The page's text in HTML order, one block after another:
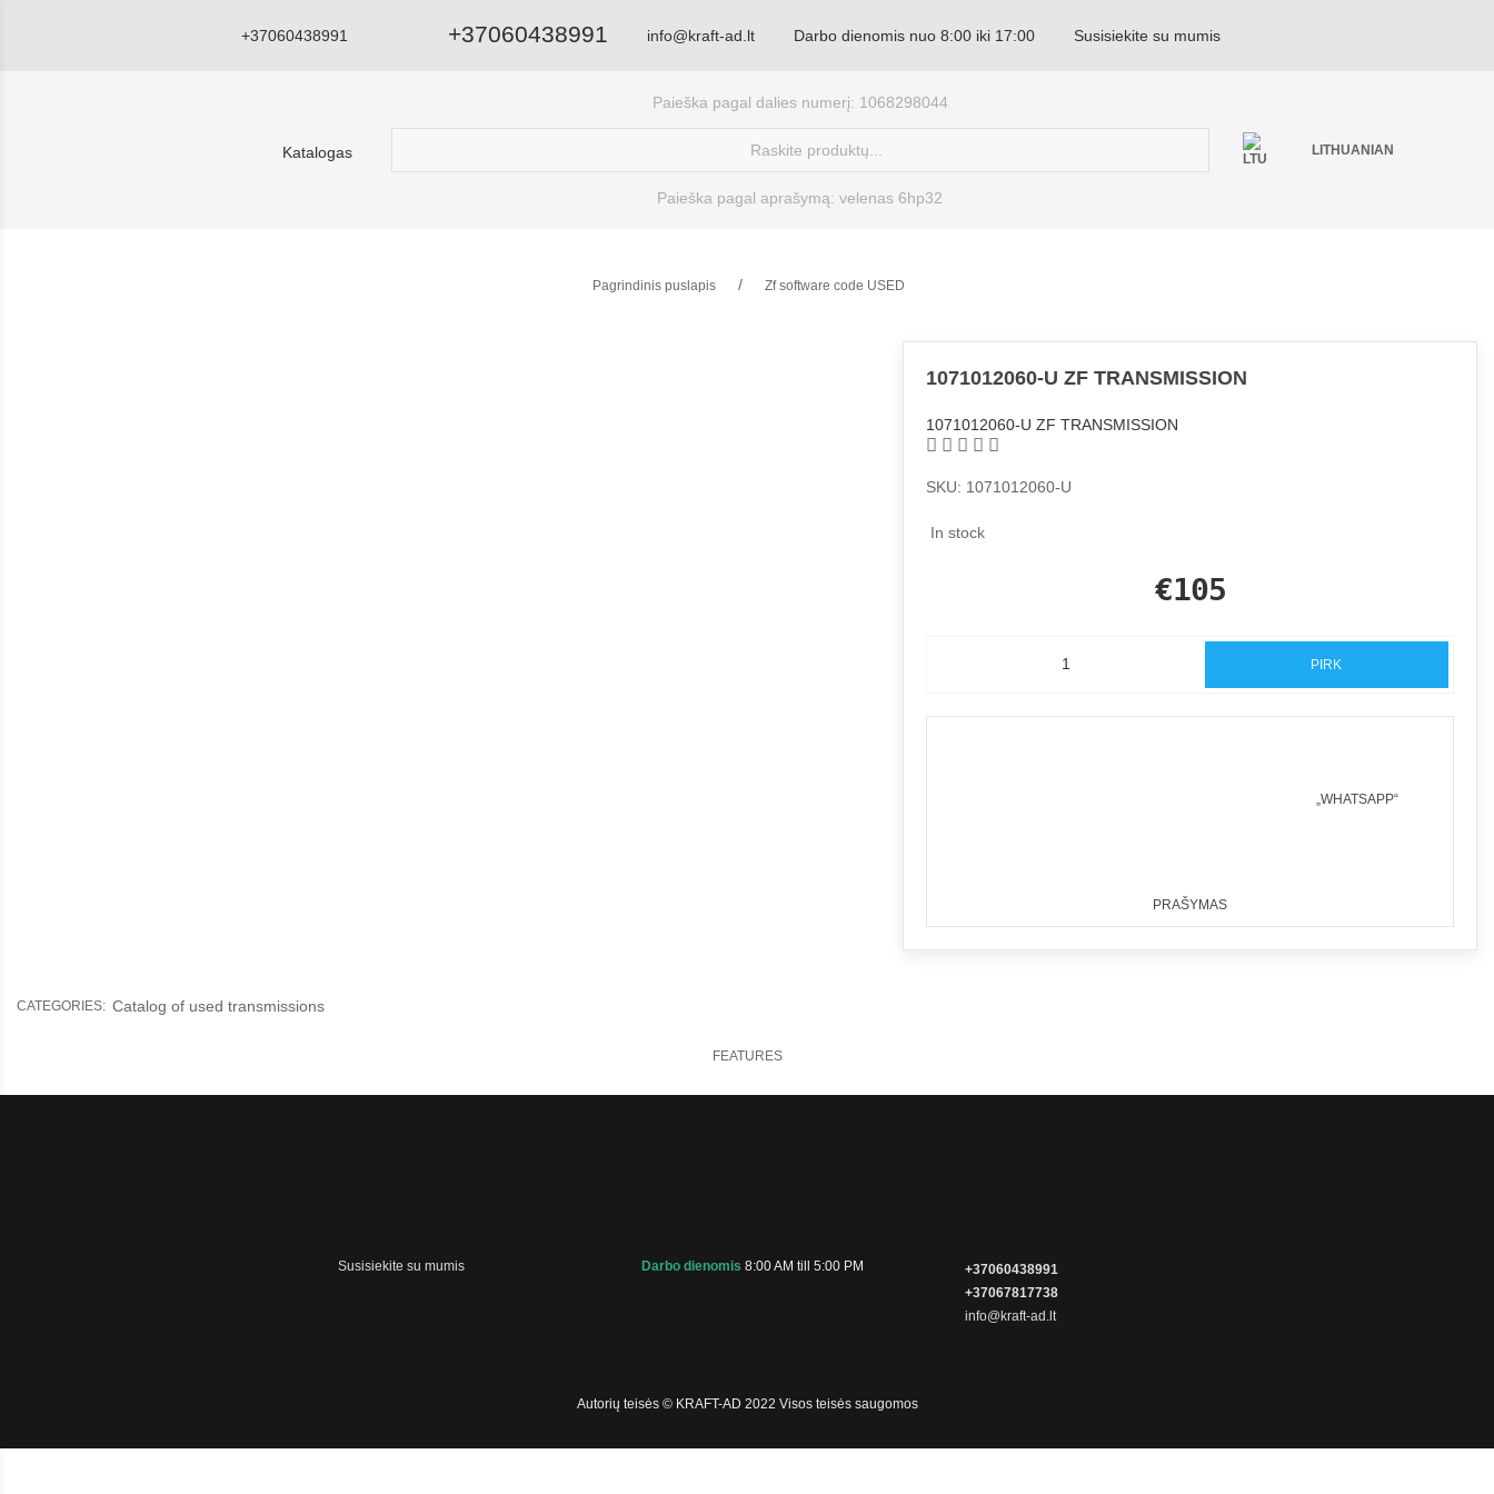
+37060438991 +37060438991 info@kraft-ad.lt Darbo dienomis nuo 8:00 iki 17:00 Susisiekite su mumis
Katalogas
Paieška pagal dalies numerį: 1068298044
Paieška pagal aprašymą: velenas 6hp32
LITHUANIAN
Pagrindinis puslapis Zf software code USED
1071012060-U ZF TRANSMISSION
1071012060-U ZF TRANSMISSION
SKU: 1071012060-U
In stock
€105
PIRK
„WHATSAPP“
PRAŠYMAS
CATEGORIES: Catalog of used transmissions
FEATURES
Susisiekite su mumis Darbo dienomis 8:00 AM till 5:00 PM
+37060438991
+37067817738
info@kraft-ad.lt
Autorių teisės © KRAFT-AD 2022 Visos teisės saugomos